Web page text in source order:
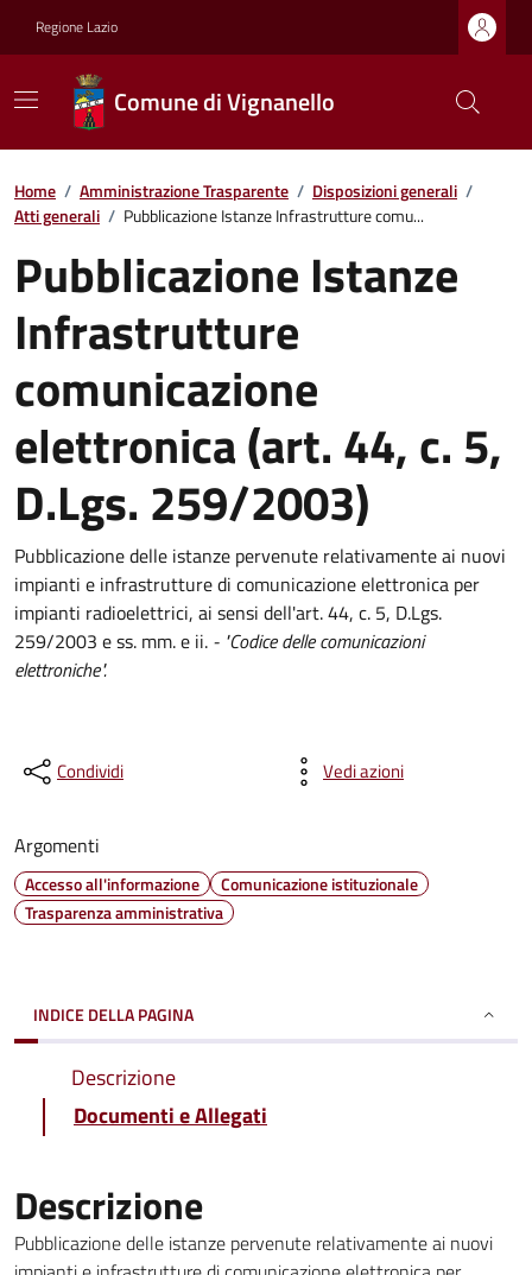
Regione Lazio
Comune di Vignanello
Home / Amministrazione Trasparente / Disposizioni generali /
Atti generali / Pubblicazione Istanze Infrastrutture comu...
Pubblicazione Istanze
Infrastrutture
comunicazione
elettronica (art. 44, c. 5,
D.Lgs. 259/2003)
Pubblicazione delle istanze pervenute relativamente ai nuovi
impianti e infrastrutture di comunicazione elettronica per
impianti radioelettrici, ai sensi dell'art. 44, c. 5, D.Lgs.
259/2003 e ss. mm. e ii. - "Codice delle comunicazioni
elettroniche".
Condividi Vedi azioni
Argomenti
Accesso all'informazione
Comunicazione istituzionale
Trasparenza amministrativa
INDICE DELLA PAGINA
Descrizione
Documenti e Allegati
Descrizione
Pubblicazione delle istanze pervenute relativamente ai nuovi